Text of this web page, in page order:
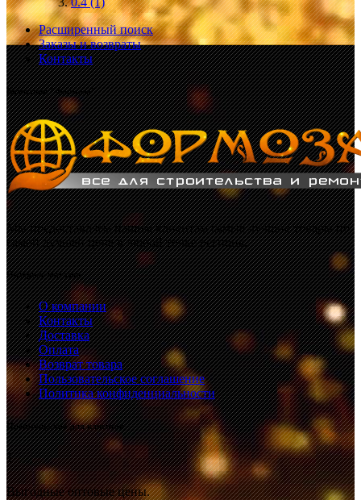
Расширенный поиск
Заказы и возвраты
Контакты
Компания "Формоза"
Мы предоставляем нашим клиентам самые лучшие товары по
самой лучшей цене в любой точке региона.
Интернет-магазин
О компании
Контакты
Доставка
Оплата
Возврат товара
Пользовательское соглашение
Политика конфиденциальности
Преимущества для клиентов
1
Выгодные оптовые цены.